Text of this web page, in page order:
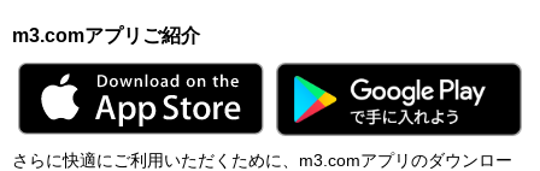
m3.comアプリご紹介
さらに快適にご利⽤いただくために、m3.comアプリのダウンロー